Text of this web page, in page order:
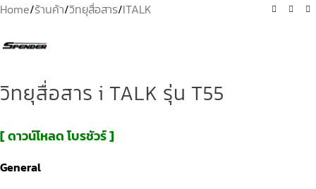
Home/ร้านค้า/วิทยุสื่อสาร/ITALK
วิทยุสื่อสาร i TALK รุ่น T55
[ ดาวน์โหลด โบรชัวร์ ]
General